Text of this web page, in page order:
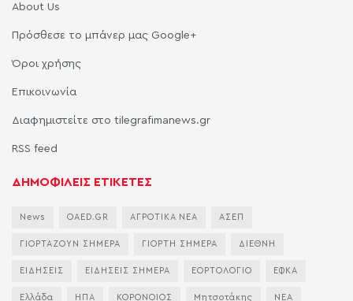
About Us
Πρόσθεσε το μπάνερ μας Google+
Όροι χρήσης
Επικοινωνία
Διαφημιστείτε στο tilegrafimanews.gr
RSS feed
ΔΗΜΟΦΙΛΕΙΣ ΕΤΙΚΕΤΕΣ
News OAED.GR ΑΓΡΟΤΙΚΑ ΝΕΑ ΑΣΕΠ
ΓΙΟΡΤΑΖΟΥΝ ΣΗΜΕΡΑ ΓΙΟΡΤΗ ΣΗΜΕΡΑ ΔΙΕΘΝΗ
ΕΙΔΗΣΕΙΣ ΕΙΔΗΣΕΙΣ ΣΗΜΕΡΑ ΕΟΡΤΟΛΟΓΙΟ ΕΦΚΑ
Ελλάδα ΗΠΑ ΚΟΡΟΝΟΙΟΣ Μητσοτάκης ΝΕΑ